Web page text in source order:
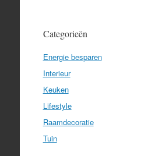
Categorieën
Energie besparen
Interieur
Keuken
Lifestyle
Raamdecoratie
Tuin